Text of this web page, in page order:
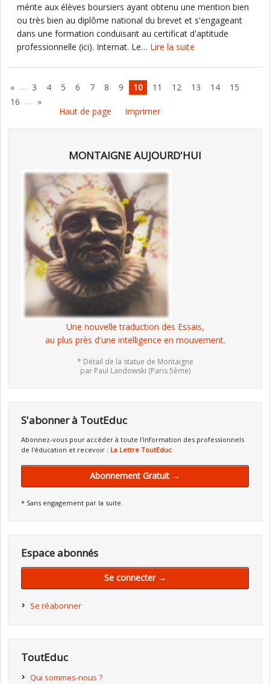
mérite aux élèves boursiers ayant obtenu une mention bien
ou très bien au diplôme national du brevet et s'engageant
dans une formation conduisant au certificat d'aptitude
professionnelle (ici). Internat. Le… Lire la suite
« … 3 4 5 6 7 8 9 10 11 12 13 14
15
16 … »
Haut de page
Imprimer
MONTAIGNE AUJOURD'HUI
Une nouvelle traduction des Essais,
au plus près d'une intelligence en mouvement.
* Détail de la statue de Montaigne
par Paul Landowski (Paris 5ème)
S'abonner à ToutEduc
Abonnez-vous pour accéder à toute l'information des professionnels
de l'éducation et recevoir : La Lettre ToutEduc
Abonnement Gratuit →
* Sans engagement par la suite.
Espace abonnés
Se connecter →
Se réabonner
ToutEduc
Qui sommes-nous ?